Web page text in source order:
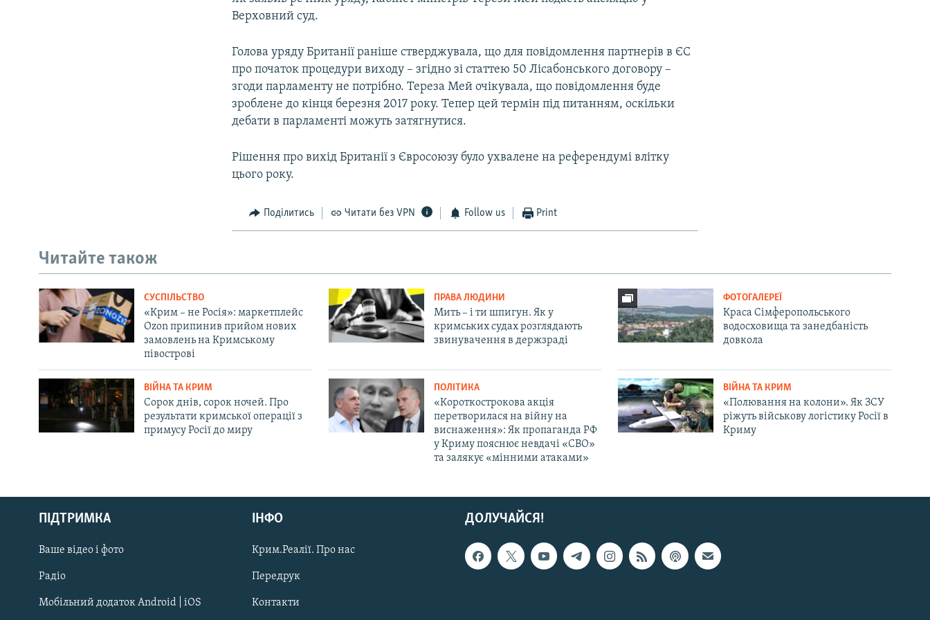
Русский
Qırımtatar
ДОЛУЧАЙСЯ!
Верховний суд.
Голова уряду Британії раніше стверджувала, що для повідомлення партнерів в ЄС
про початок процедури виходу – згідно зі статтею 50 Лісабонського договору –
згоди парламенту не потрібно. Тереза Мей очікувала, що повідомлення буде
зроблене до кінця березня 2017 року. Тепер цей термін під питанням, оскільки
дебати в парламенті можуть затягнутися.
Рішення про вихід Британії з Євросоюзу було ухвалене на референдумі влітку
цього року.
Поділитись Читати без VPN Follow us Print
Читайте також
СУСПІЛЬСТВО
«Крим – не Росія»: маркетплейс
Ozon припинив прийом нових
замовлень на Кримському
півострові
ПРАВА ЛЮДИНИ
Мить – і ти шпигун. Як у
кримських судах розглядають
звинувачення в держзраді
ФОТОГАЛЕРЕЇ
Краса Сімферопольського
водосховища та занедбаність
довкола
ВІЙНА ТА КРИМ
Сорок днів, сорок ночей. Про
результати кримської операції з
примусу Росії до миру
ПОЛІТИКА
«Короткострокова акція
перетворилася на війну на
виснаження»: Як пропаганда РФ
у Криму пояснює невдачі «СВО»
та залякує «мінними атаками»
ВІЙНА ТА КРИМ
«Полювання на колони». Як ЗСУ
ріжуть військову логістику Росії в
Криму
ДОЛУЧАЙСЯ!
ПІДТРИМКА
Ваше відео і фото
Радіо
Мобільний додаток Android | iOS
ІНФО
Крим.Реалії. Про нас
Передрук
Контакти